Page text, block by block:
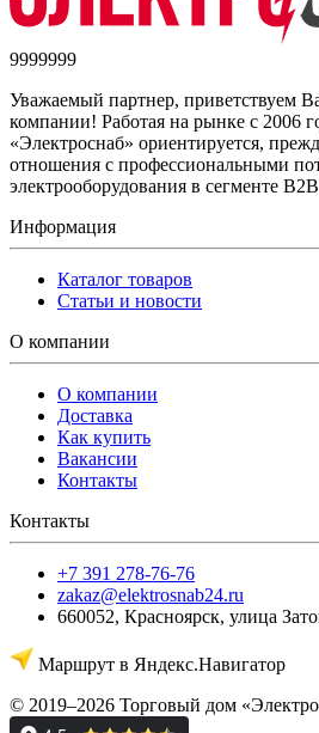
9999999
Уважаемый партнер, приветствуем
компании! Работая на рынке с 2006
«Электроснаб» ориентируется,
отношения с профессиональными
электрооборудования в сегменте
Информация
Каталог товаров
Статьи и новости
О компании
О компании
Доставка
Как купить
Вакансии
Контакты
Контакты
+7 391 278-76-76
zakaz@elektrosnab24.ru
660052, Красноярск, улица
Маршрут в Яндекс.Навигатор
© 2019–2026 Торговый дом